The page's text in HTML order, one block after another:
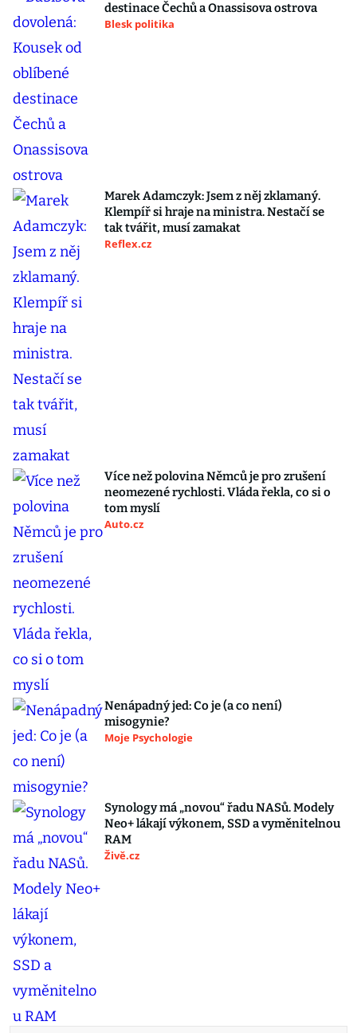
destinace Čechů a Onassisova ostrova
Blesk politika
Marek Adamczyk: Jsem z něj zklamaný.
Klempíř si hraje na ministra. Nestačí se
tak tvářit, musí zamakat
Reflex.cz
Více než polovina Němců je pro zrušení
neomezené rychlosti. Vláda řekla, co si o
tom myslí
Auto.cz
Nenápadný jed: Co je (a co není)
misogynie?
Moje Psychologie
Synology má „novou“ řadu NASů. Modely
Neo+ lákají výkonem, SSD a vyměnitelnou
RAM
Živě.cz